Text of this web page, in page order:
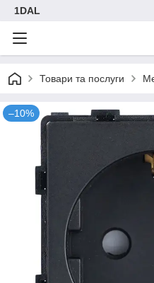
1DAL
Товари та послуги
–10%